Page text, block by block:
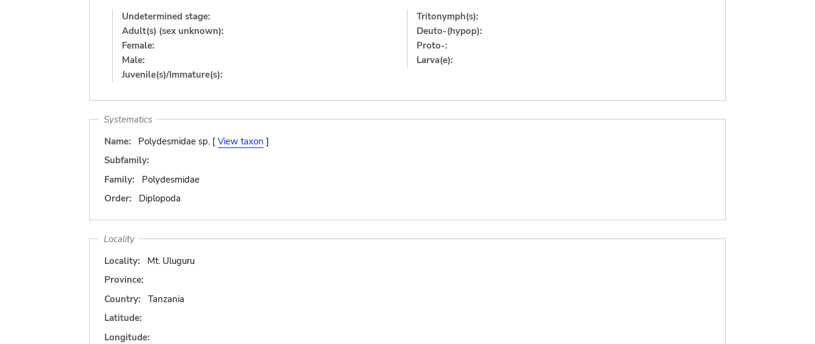
Undetermined stage:
Adult(s) (sex unknown):
Female:
Male:
Juvenile(s)/Immature(s):
Tritonymph(s):
Deuto-(hypop):
Proto-:
Larva(e):
Systematics
Name:
Polydesmidae sp. [ View taxon ]
Subfamily:
Family:
Polydesmidae
Order:
Diplopoda
Locality
Locality:
Mt. Uluguru
Province:
Country:
Tanzania
Latitude:
Longitude: